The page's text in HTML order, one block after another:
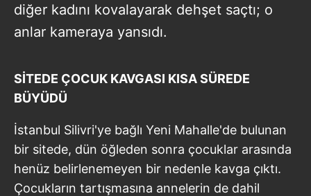
diğer kadını kovalayarak dehşet saçtı; o
anlar kameraya yansıdı.
SİTEDE ÇOCUK KAVGASI KISA SÜREDE
BÜYÜDÜ
İstanbul Silivri'ye bağlı Yeni Mahalle'de bulunan
bir sitede, dün öğleden sonra çocuklar arasında
henüz belirlenemeyen bir nedenle kavga çıktı.
Çocukların tartışmasına annelerin de dahil